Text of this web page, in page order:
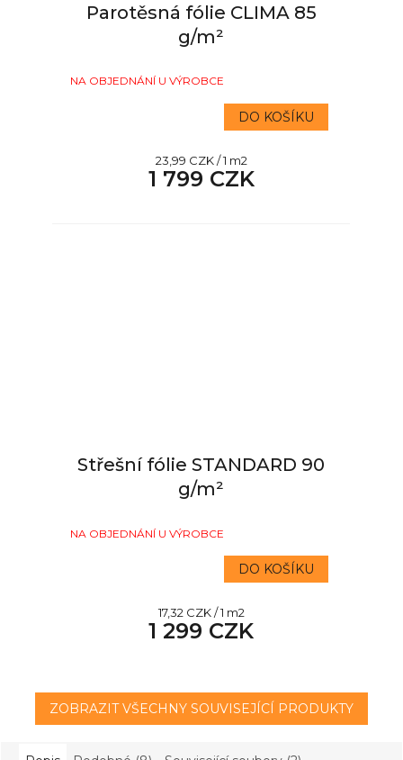
Parotěsná fólie CLIMA 85
g/m²
NA OBJEDNÁNÍ U VÝROBCE
1 799 CZK
Měrná
cena:
23,99 CZK / 1 m2
DO KOŠÍKU
Střešní fólie STANDARD 90
g/m²
NA OBJEDNÁNÍ U VÝROBCE
1 299 CZK
Měrná
cena:
17,32 CZK / 1 m2
DO KOŠÍKU
ZOBRAZIT VŠECHNY SOUVISEJÍCÍ PRODUKTY